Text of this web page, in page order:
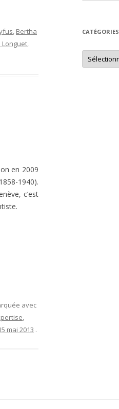
2021
2023
, Bertha
Longuet,
en 2009
1940).
c’est
avec
,
mai 2013 .
CATÉGORIES
Catégories